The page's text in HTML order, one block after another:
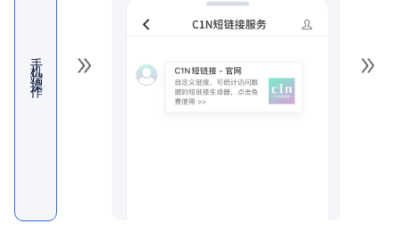
手机端操作